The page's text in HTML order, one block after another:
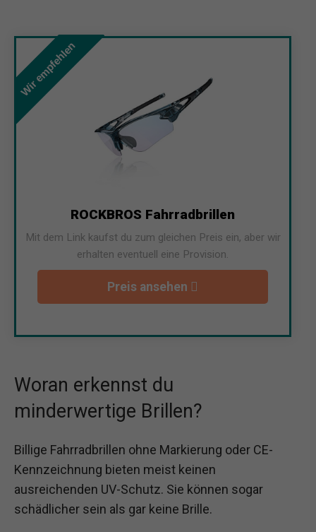
Wir empfehlen
ROCKBROS Fahrradbrillen
Mit dem Link kaufst du zum gleichen Preis ein, aber wir
erhalten eventuell eine Provision.
Preis ansehen
Woran erkennst du
minderwertige Brillen?
Billige Fahrradbrillen ohne Markierung oder CE-
Kennzeichnung bieten meist keinen
ausreichenden UV-Schutz. Sie können sogar
schädlicher sein als gar keine Brille.